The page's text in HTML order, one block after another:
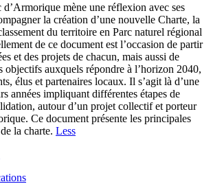
mène une réflexion avec ses
la création d’une nouvelle Charte, la
du territoire en Parc naturel régional
de ce document est l’occasion de partir
et des projets de chacun, mais aussi de
objectifs auxquels répondre à l’horizon 2040,
élus et partenaires locaux. Il s’agit là d’une
années impliquant différentes étapes de
autour d’un projet collectif et porteur
Ce document présente les principales
la charte. Less